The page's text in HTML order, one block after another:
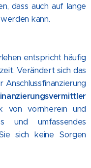
dass auch auf lange
kann.
entspricht häufig
Verändert sich das
Anschlussfinanzierung
von vornherein und
und umfassendes
sich keine Sorgen